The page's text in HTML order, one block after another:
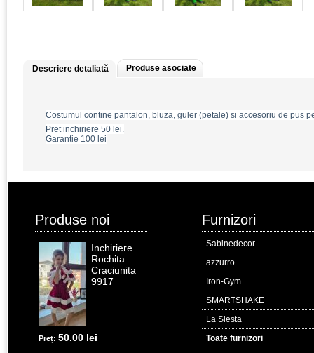
Descriere detaliată Produse asociate
Costumul contine pantalon, bluza, guler (petale) si accesoriu de pus
Pret inchiriere 50 lei.
Garantie 100 lei
Produse noi
Inchiriere
Rochita
Craciunita
9917
Preț: 50.00 lei
Furnizori
Sabinedecor
azzurro
Iron-Gym
SMARTSHAKE
La Siesta
Toate furnizori